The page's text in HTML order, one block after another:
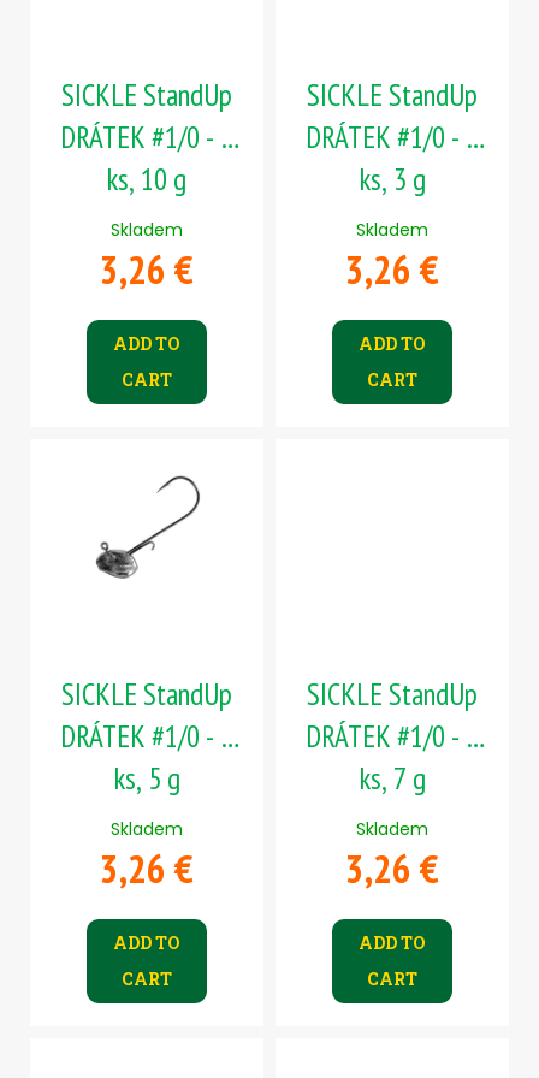
SICKLE StandUp
DRÁTEK #1/0 - 5
ks, 10 g
Skladem
3,26 €
ADD TO
CART
SICKLE StandUp
DRÁTEK #1/0 - 5
ks, 3 g
Skladem
3,26 €
ADD TO
CART
SICKLE StandUp
DRÁTEK #1/0 - 5
ks, 5 g
Skladem
3,26 €
ADD TO
CART
SICKLE StandUp
DRÁTEK #1/0 - 5
ks, 7 g
Skladem
3,26 €
ADD TO
CART